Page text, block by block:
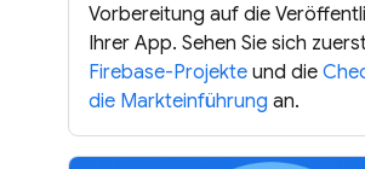
Vorbereitung auf die
Ihrer App. Sehen Sie sich
Firebase-Projekte und die
die Markteinführung an.